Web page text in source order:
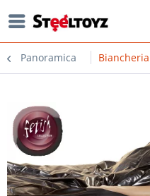
Panoramica